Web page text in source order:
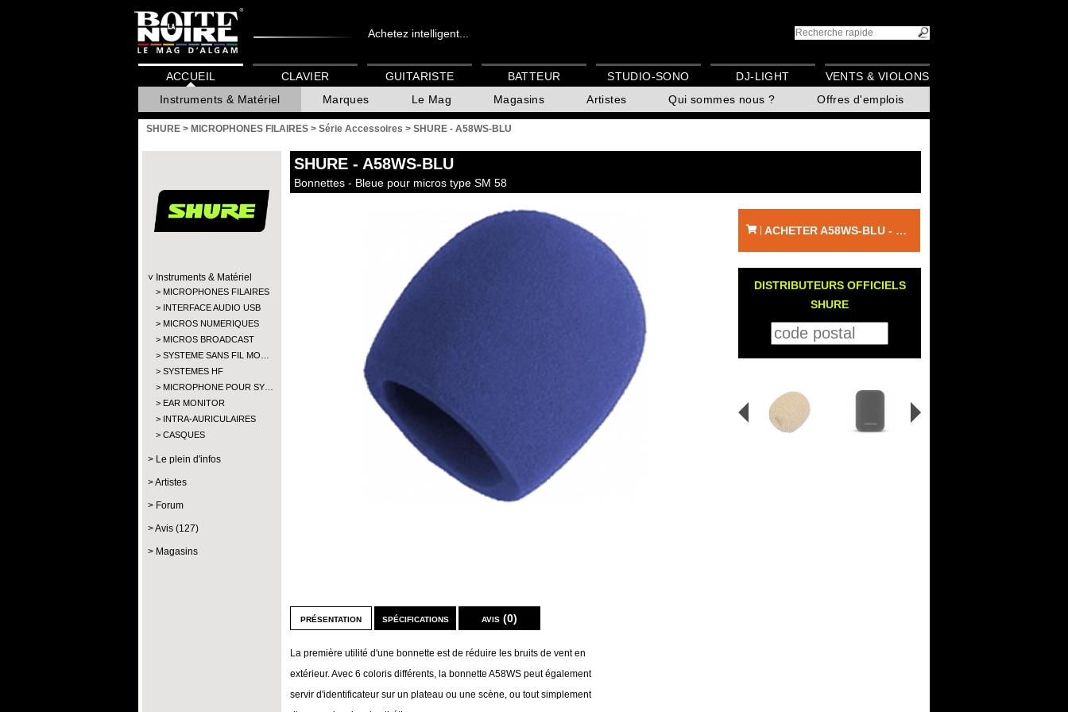
Achetez intelligent...
ACCUEIL
Instruments & Matériel
Marques Le Mag Magasins Artistes Qui sommes nous ? Offres d'emplois
CLAVIER GUITARISTE BATTEUR STUDIO-SONO DJ-LIGHT VENTS & VIOLONS
SHURE > MICROPHONES FILAIRES > Série Accessoires > SHURE - A58WS-BLU
Instruments & Matériel
MICROPHONES FILAIRES
INTERFACE AUDIO USB
MICROS NUMERIQUES
MICROS BROADCAST
SYSTEME SANS FIL MO…
SYSTEMES HF
MICROPHONE POUR SY…
EAR MONITOR
INTRA-AURICULAIRES
CASQUES
Le plein d'infos
Artistes
Forum
Avis (127)
Magasins
SHURE - A58WS-BLU
Bonnettes - Bleue pour micros type SM 58
présentation
La première utilité d'une bonnette est de réduire les bruits de vent en
extérieur. Avec 6 coloris différents, la bonnette A58WS peut également
servir d'identificateur sur un plateau ou une scène, ou tout simplement
spécifications avis (0)
ACHETER A58WS-BLU - SHURE
DISTRIBUTEURS OFFICIELS
SHURE